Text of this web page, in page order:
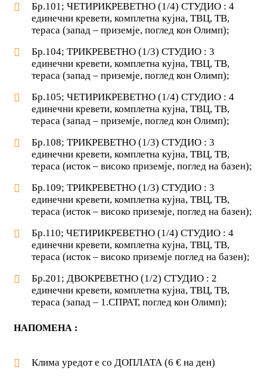
Бр.101; ЧЕТИРИКРЕВЕТНО (1/4) СТУДИО : 4
единечни кревети, комплетна кујна, ТВЦ, ТВ,
тераса (запад – приземје, поглед кон Олимп);
Бр.104; ТРИКРЕВЕТНО (1/3) СТУДИО : 3
единечни кревети, комплетна кујна, ТВЦ, ТВ,
тераса (запад – приземје, поглед кон Олимп);
Бр.105; ЧЕТИРИКРЕВЕТНО (1/4) СТУДИО : 4
единечни кревети, комплетна кујна, ТВЦ, ТВ,
тераса (запад – приземје, поглед кон Олимп);
Бр.108; ТРИКРЕВЕТНО (1/3) СТУДИО : 3
единечни кревети, комплетна кујна, ТВЦ, ТВ,
тераса (исток – високо приземје, поглед на базен);
Бр.109; ТРИКРЕВЕТНО (1/3) СТУДИО : 3
единечни кревети, комплетна кујна, ТВЦ, ТВ,
тераса (исток – високо приземје, поглед на базен);
Бр.110; ЧЕТИРИКРЕВЕТНО (1/4) СТУДИО : 4
единечни кревети, комплетна кујна, ТВЦ, ТВ,
тераса (исток – високо приземје поглед на базен);
Бр.201; ДВОКРЕВЕТНО (1/2) СТУДИО : 2
единечни кревети, комплетна кујна, ТВЦ, ТВ,
тераса (запад – 1.СПРАТ, поглед кон Олимп);
НАПОМЕНА :
Клима уредот е со ДОПЛАТА (6 € на ден)